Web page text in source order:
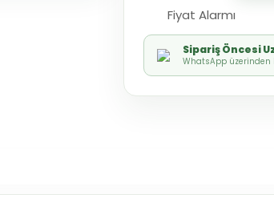
Fiyat Alarmı
Sipariş Öncesi
WhatsApp üzerinden